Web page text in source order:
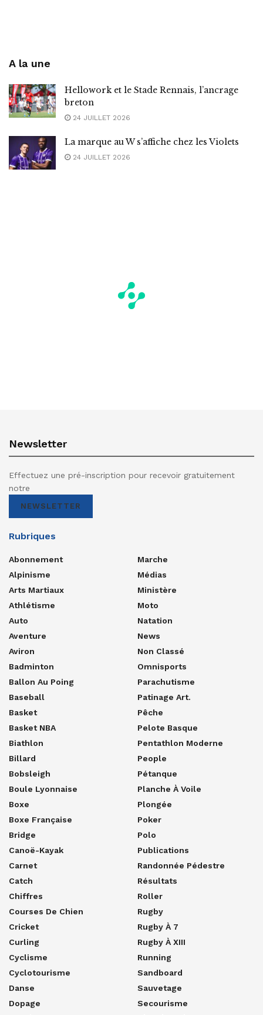
A la une
Hellowork et le Stade Rennais, l’ancrage
breton
24 JUILLET 2026
La marque au W s’affiche chez les Violets
24 JUILLET 2026
Newsletter
Effectuez une pré-inscription pour recevoir gratuitement
notre
NEWSLETTER
Rubriques
Abonnement
Alpinisme
Arts Martiaux
Athlétisme
Auto
Aventure
Aviron
Badminton
Ballon Au Poing
Baseball
Basket
Basket NBA
Biathlon
Billard
Bobsleigh
Boule Lyonnaise
Boxe
Boxe Française
Bridge
Canoë-Kayak
Carnet
Catch
Chiffres
Courses De Chien
Cricket
Curling
Cyclisme
Cyclotourisme
Danse
Dopage
Marche
Médias
Ministère
Moto
Natation
News
Non Classé
Omnisports
Parachutisme
Patinage Art.
Pêche
Pelote Basque
Pentathlon Moderne
People
Pétanque
Planche À Voile
Plongée
Poker
Polo
Publications
Randonnée Pédestre
Résultats
Roller
Rugby
Rugby À 7
Rugby À XIII
Running
Sandboard
Sauvetage
Secourisme